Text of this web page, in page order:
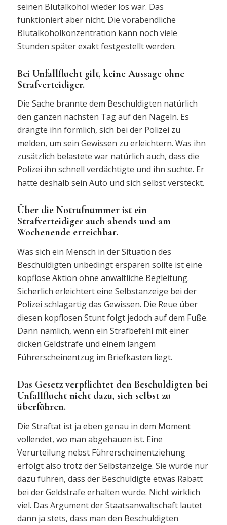
seinen Blutalkohol wieder los war. Das
funktioniert aber nicht. Die vorabendliche
Blutalkoholkonzentration kann noch viele
Stunden später exakt festgestellt werden.
Bei Unfallflucht gilt, keine Aussage ohne
Strafverteidiger.
Die Sache brannte dem Beschuldigten natürlich
den ganzen nächsten Tag auf den Nägeln. Es
drängte ihn förmlich, sich bei der Polizei zu
melden, um sein Gewissen zu erleichtern. Was ihn
zusätzlich belastete war natürlich auch, dass die
Polizei ihn schnell verdächtigte und ihn suchte. Er
hatte deshalb sein Auto und sich selbst versteckt.
Über die Notrufnummer ist ein
Strafverteidiger auch abends und am
Wochenende erreichbar.
Was sich ein Mensch in der Situation des
Beschuldigten unbedingt ersparen sollte ist eine
kopflose Aktion ohne anwaltliche Begleitung.
Sicherlich erleichtert eine Selbstanzeige bei der
Polizei schlagartig das Gewissen. Die Reue über
diesen kopflosen Stunt folgt jedoch auf dem Fuße.
Dann nämlich, wenn ein Strafbefehl mit einer
dicken Geldstrafe und einem langem
Führerscheinentzug im Briefkasten liegt.
Das Gesetz verpflichtet den Beschuldigten bei
Unfallflucht nicht dazu, sich selbst zu
überführen.
Die Straftat ist ja eben genau in dem Moment
vollendet, wo man abgehauen ist. Eine
Verurteilung nebst Führerscheinentziehung
erfolgt also trotz der Selbstanzeige. Sie würde nur
dazu führen, dass der Beschuldigte etwas Rabatt
bei der Geldstrafe erhalten würde. Nicht wirklich
viel. Das Argument der Staatsanwaltschaft lautet
dann ja stets, dass man den Beschuldigten